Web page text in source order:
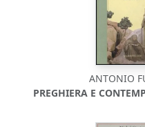
ANTONIO
PREGHIERA E